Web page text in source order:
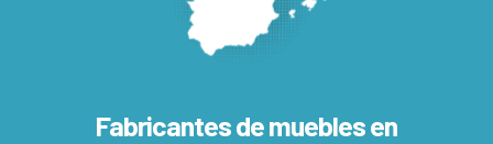
Fabricantes de muebles en